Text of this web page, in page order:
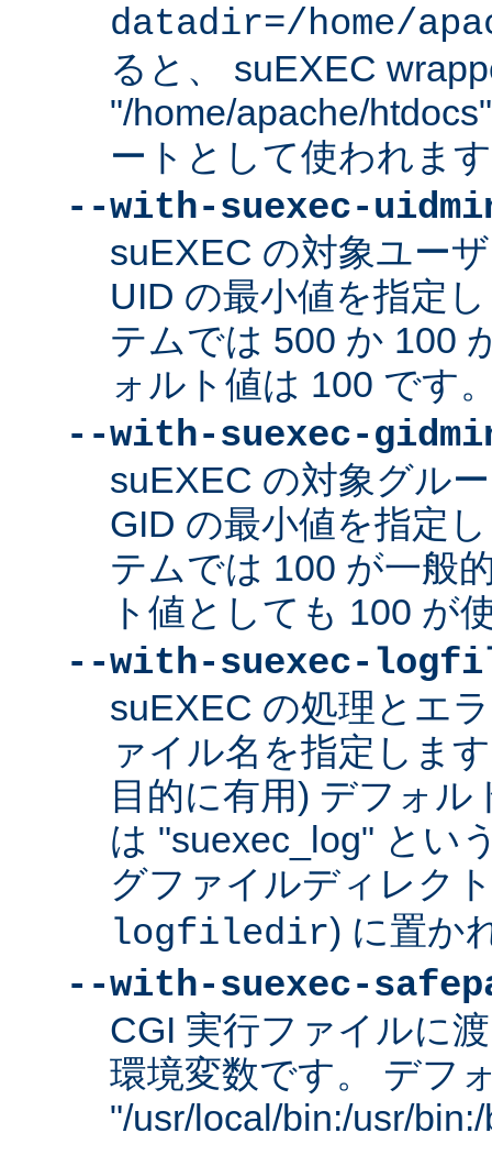
datadir=/home/
ると、 suEXEC
"/home/apache/
ートとして使われま
--with-suexec-
suEXEC の対象ユー
UID の最小値を指定
テムでは 500 か 100
ォルト値は 100 です
--with-suexec-
suEXEC の対象グル
GID の最小値を指定
テムでは 100 が一般
ト値としても 100 が
--with-suexec-
suEXEC の処理とエ
ァイル名を指定しま
目的に有用) デフォ
は "suexec_log" とい
グファイルディレク
logfiledir) に置か
--with-suexec-
CGI 実行ファイルに
環境変数です。 デフ
"/usr/local/bin:/usr/